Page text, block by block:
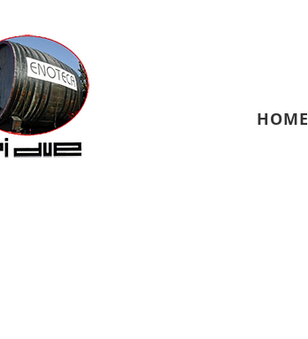
HOME